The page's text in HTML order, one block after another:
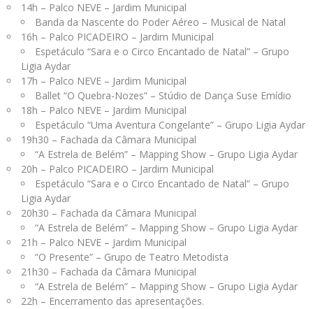
14h – Palco NEVE – Jardim Municipal
Banda da Nascente do Poder Aéreo – Musical de Natal
16h – Palco PICADEIRO – Jardim Municipal
Espetáculo “Sara e o Circo Encantado de Natal” – Grupo
Ligia Aydar
17h – Palco NEVE – Jardim Municipal
Ballet “O Quebra-Nozes” – Stúdio de Dança Suse Emídio
18h – Palco NEVE – Jardim Municipal
Espetáculo “Uma Aventura Congelante” – Grupo Ligia Aydar
19h30 – Fachada da Câmara Municipal
“A Estrela de Belém” – Mapping Show – Grupo Ligia Aydar
20h – Palco PICADEIRO – Jardim Municipal
Espetáculo “Sara e o Circo Encantado de Natal” – Grupo
Ligia Aydar
20h30 – Fachada da Câmara Municipal
“A Estrela de Belém” – Mapping Show – Grupo Ligia Aydar
21h – Palco NEVE – Jardim Municipal
“O Presente” – Grupo de Teatro Metodista
21h30 – Fachada da Câmara Municipal
“A Estrela de Belém” – Mapping Show – Grupo Ligia Aydar
22h – Encerramento das apresentações.